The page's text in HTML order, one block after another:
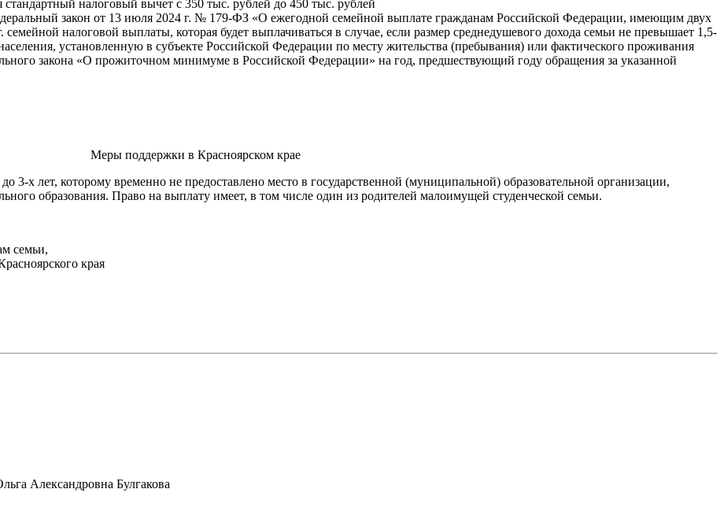
стандартный налоговый вычет с 350 тыс. рублей до 450 тыс. рублей
закон от 13 июля 2024 г. № 179-ФЗ «О ежегодной семейной выплате гражданам Российской Федерации, имеющим двух
налоговой выплаты, которая будет выплачиваться в случае, если размер среднедушевого дохода семьи не превышает 1,5-
установленную в субъекте Российской Федерации по месту жительства (пребывания) или фактического проживания
закона «О прожиточном минимуме в Российской Федерации» на год, предшествующий году обращения за указанной
Меры поддержки в Красноярском крае
3-х лет, которому временно не предоставлено место в государственной (муниципальной) образовательной организации,
образования. Право на выплату имеет, в том числе один из родителей малоимущей студенческой семьи.
семьи,
края
Александровна Булгакова